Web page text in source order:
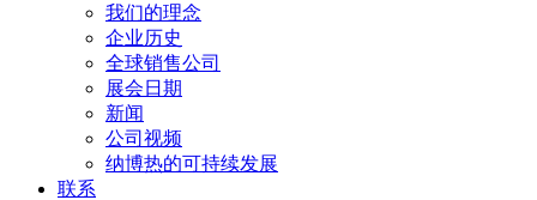
我们的理念
企业历史
全球销售公司
展会日期
新闻
公司视频
纳博热的可持续发展
联系